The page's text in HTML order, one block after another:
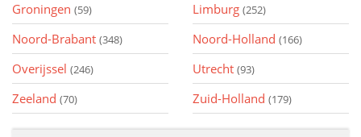
Groningen (59) Limburg (252)
Noord-Brabant (348) Noord-Holland (166)
Overijssel (246) Utrecht (93)
Zeeland (70) Zuid-Holland (179)